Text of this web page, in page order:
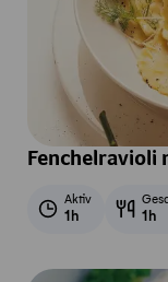
Fenchelravioli
Aktiv
1h 1h